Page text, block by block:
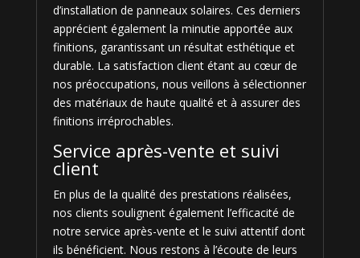
d’installation de panneaux solaires. Ces derniers
apprécient également la minutie apportée aux
finitions, garantissant un résultat esthétique et
durable. La satisfaction client étant au cœur de
nos préoccupations, nous veillons à sélectionner
des matériaux de haute qualité et à assurer des
finitions irréprochables.
Service après-vente et suivi
client
En plus de la qualité des prestations réalisées,
nos clients soulignent également l’efficacité de
notre service après-vente et le suivi attentif dont
ils bénéficient. Nous restons à l’écoute de leurs